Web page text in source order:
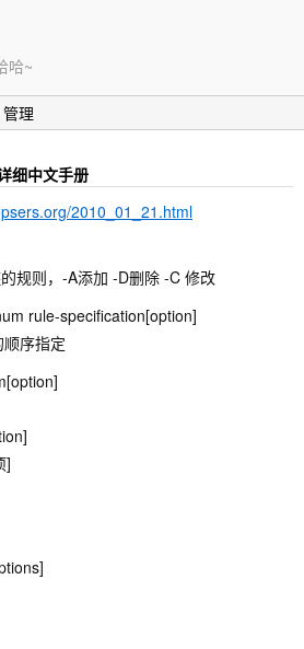
哈~
管理
细中文手册
2010_01_21.html
规则，-A添加 -D删除 -C 修改
rule-specification[option]
序指定
]